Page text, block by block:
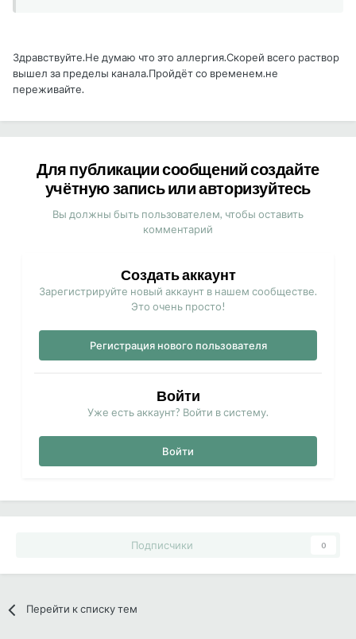
Здравствуйте.Не думаю что это аллергия.Скорей всего раствор
вышел за пределы канала.Пройдёт со временем.не
переживайте.
Для публикации сообщений создайте
учётную запись или авторизуйтесь
Вы должны быть пользователем, чтобы оставить
комментарий
Создать аккаунт
Зарегистрируйте новый аккаунт в нашем сообществе.
Это очень просто!
Регистрация нового пользователя
Войти
Уже есть аккаунт? Войти в систему.
Войти
Подписчики 0
Перейти к списку тем